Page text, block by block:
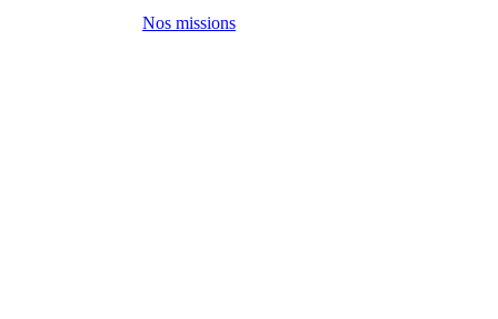
Nos missions